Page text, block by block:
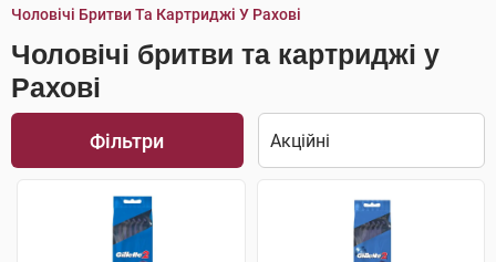
Чоловічі Бритви Та Картриджі У Рахові
Чоловічі бритви та картриджі у
Рахові
Фільтри